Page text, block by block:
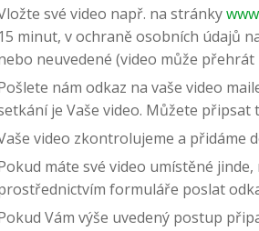
své video např. na stránky
15 minut, v ochraně osobních údajů
neuvedené (video může přehrát
nám odkaz na vaše video
je Vaše video. Můžete
video zkontrolujeme a přidáme
máte své video umístěné
formuláře poslat
Vám výše uvedený postup